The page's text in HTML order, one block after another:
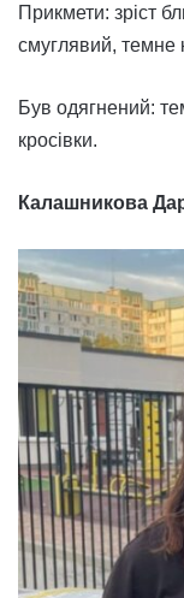
Прикмети: зріст
смуглявий, темне
Був одягнений:
кросівки.
Калашникова